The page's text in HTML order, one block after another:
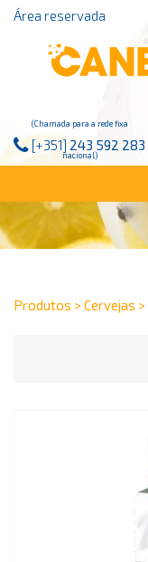
Área reservada
[+351] 243 592 283
(Chamada para a rede fixa
nacional)
Produtos > Cervejas >